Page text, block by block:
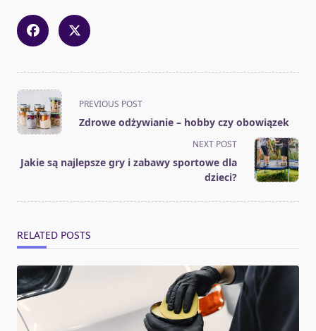
<span
class="nav-
subtitle
reader-
PREVIOUS POST
Zdrowe odżywianie – hobby czy obowiązek
NEXT POST
Jakie są najlepsze gry i zabawy sportowe dla
dzieci?
RELATED POSTS